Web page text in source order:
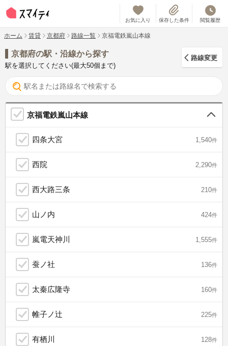
お気に入り 保存した条件 閲覧履歴
ホーム 賃貸 京都府 路線一覧 京福電鉄嵐山本線
京都府の駅・沿線から探す
駅を選択してください(最大50個まで)
路線変更
京福電鉄嵐山本線
四条大宮 1,540件
西院 2,290件
西大路三条 210件
山ノ内 424件
嵐電天神川 1,555件
蚕ノ社 136件
太秦広隆寺 160件
帷子ノ辻 225件
有栖川 128件